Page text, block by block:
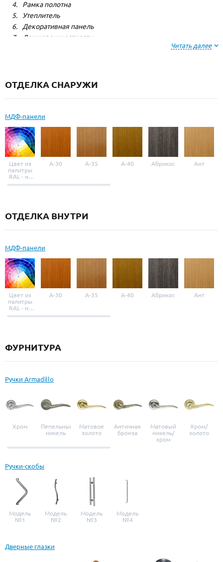
Рамка полотна
Утеплитель
Декоративная панель
Лонжерон жесткости
Читать далее
ОТДЕЛКА СНАРУЖИ
МДФ-панели
Цвет из
палитры
RAL - на
выбор
A-30 A-35 A-40 Абрикос Ант
ОТДЕЛКА ВНУТРИ
МДФ-панели
Цвет из
палитры
RAL - на
выбор
A-30 A-35 A-40 Абрикос Ант
ФУРНИТУРА
Ручки Armadillo
Хром
Пепельный
никель
Матовое
золото
Античная
бронза
Матовый
никель/
хром
Хром/
золото
Ручки-скобы
Модель
№1
Модель
№2
Модель
№3
Модель
№4
Дверные глазки